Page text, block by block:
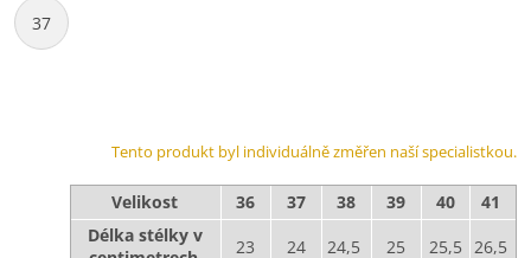
37
Tento produkt byl individuálně změřen naší specialistkou.
Velikost 36 37 38 39 40
41
Délka stélky v
23 24 24,5 25 25,5 26,5